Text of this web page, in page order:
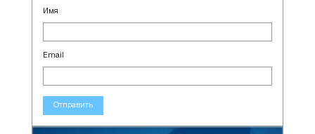
Имя
Email
Отправить